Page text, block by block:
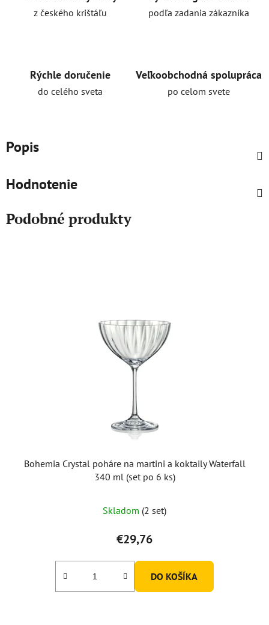
z českého krištáľu podľa zadania zákazníka
Rýchle doručenie
do celého sveta
Veľkoobchodná spolupráca
po celom svete
Popis
Hodnotenie
Podobné produkty
Bohemia Crystal poháre na martini a koktaily Waterfall
340 ml (set po 6 ks)
Skladom (2 set)
€29,76
DO KOŠÍKA